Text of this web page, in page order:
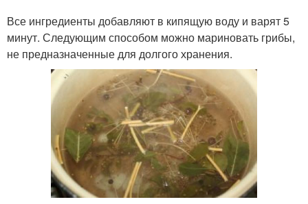
Все ингредиенты добавляют в кипящую воду и варят 5
минут. Следующим способом можно мариновать грибы,
не предназначенные для долгого хранения.